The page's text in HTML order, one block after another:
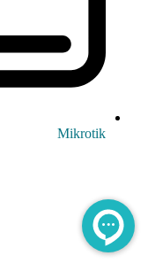
Mikrotik